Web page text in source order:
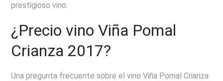
prestigioso vino.
¿Precio vino Viña Pomal
Crianza 2017?
Una pregunta frecuente sobre el vino Viña Pomal Crianza